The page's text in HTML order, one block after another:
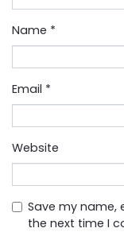
Name *
Email *
Website
Save my name,
the next time I